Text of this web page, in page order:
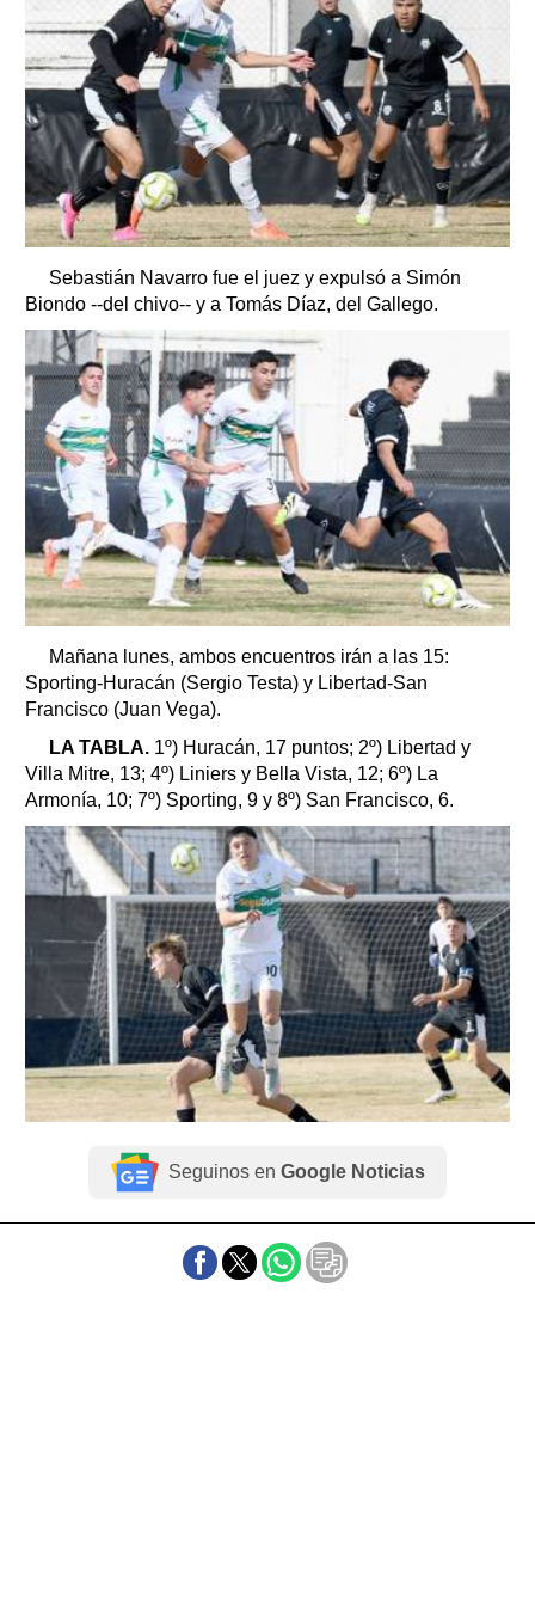
Sebastián Navarro fue el juez y expulsó a Simón
Biondo --del chivo-- y a Tomás Díaz, del Gallego.
Mañana lunes, ambos encuentros irán a las 15:
Sporting-Huracán (Sergio Testa) y Libertad-San
Francisco (Juan Vega).
LA TABLA. 1º) Huracán, 17 puntos; 2º) Libertad y
Villa Mitre, 13; 4º) Liniers y Bella Vista, 12; 6º) La
Armonía, 10; 7º) Sporting, 9 y 8º) San Francisco, 6.
Seguinos en Google Noticias